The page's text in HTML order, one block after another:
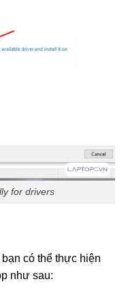
for drivers
có thể thực hiện
như sau: